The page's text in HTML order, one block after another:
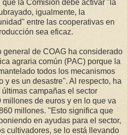
la Comisión debe activar "la
igualmente, la
entre las cooperativas en
sea eficaz.
general de COAG ha considerado
agraria común (PAC) porque la
todos los mecanismos
y es un desastre". Al respecto, ha
campañas el sector
de euros y en lo que va
millones. "Esto significa que
en ayudas para el sector,
cultivadores, se lo está llevando